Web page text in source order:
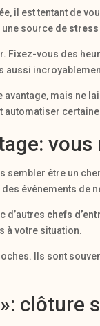
il est tentant de
source de stress
Fixez-vous des
aussi
avantage, mais ne
automatiser
vous
sembler être un
des événements de
d’autres chefs
à votre situation.
Ils sont
clôture